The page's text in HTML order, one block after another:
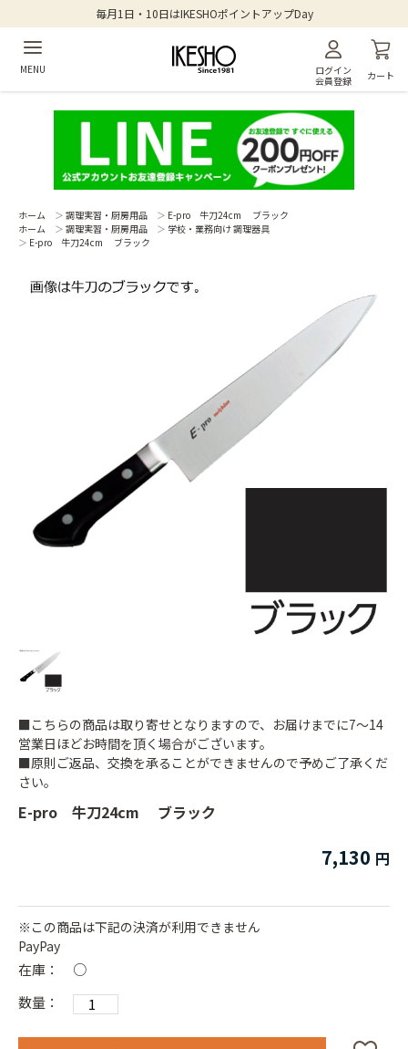
毎月1日・10日はIKESHOポイントアップDay
MENU
ログイン
会員登録
カート
ホーム ＞ 調理実習・厨房用品 ＞ E-pro 牛刀24cm ブラック
ホーム
＞ 調理実習・厨房用品 ＞ 学校・業務向け 調理器具
＞ E-pro 牛刀24cm ブラック
E-pro 牛刀24cm ブラック
7,130
※この商品は下記の決済が利用できません
PayPay
在庫：
○
数量：
■こちらの商品は取り寄せとなりますので、お届けまでに7～14
営業日ほどお時間を頂く場合がございます。
■原則ご返品、交換を承ることができませんので予めご了承くだ
さい。